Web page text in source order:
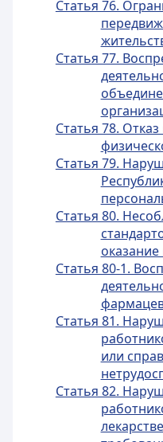
Статья 76.
Статья 77.
Статья 78.
Статья 79.
Статья 80.
Статья 80-1.
Статья 81.
или
Статья 82.